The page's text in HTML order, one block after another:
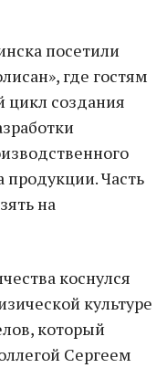
посетили
где гостям
цикл создания
продукции. Часть
на
коснулся
культуре
который
Сергеем